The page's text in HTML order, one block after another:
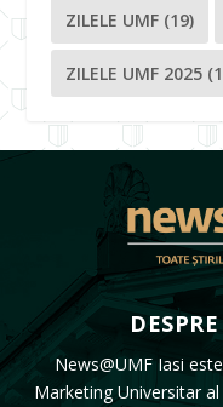
ZILELE UMF (19)
ZILELE UMF 2025
News@UMF Iasi
Marketing Universitar